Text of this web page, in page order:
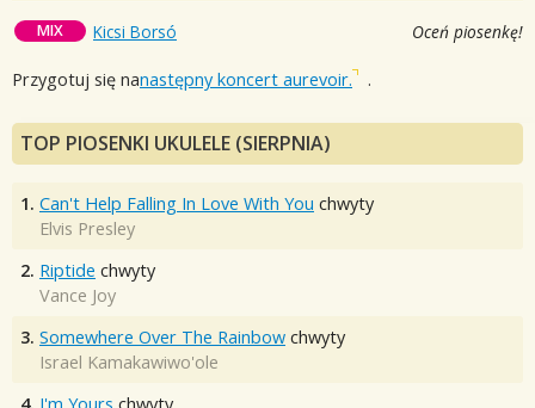
MIX Kicsi Borsó Oceń piosenkę!
Przygotuj się nanastępny koncert aurevoir. .
TOP PIOSENKI UKULELE (SIERPNIA)
1. Can't Help Falling In Love With You chwyty
Elvis Presley
2. Riptide chwyty
Vance Joy
3. Somewhere Over The Rainbow chwyty
Israel Kamakawiwo'ole